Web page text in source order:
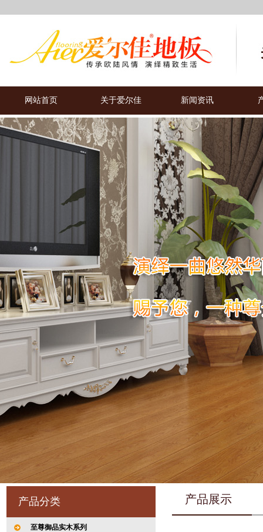
网站首页 关于爱尔佳 新闻资讯
产品分类
至尊御品实木系列
产品展示